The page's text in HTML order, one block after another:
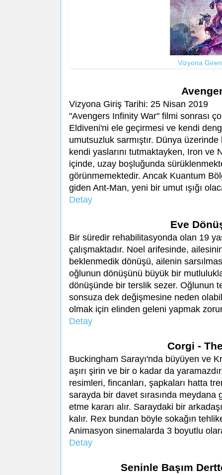
Vizyona
Vizyona Giriş Tarihi: 25 Nisan 2019
"Avengers Infinity War" filmi sonrası
Eldiveni'ni ele geçirmesi ve kendi
umutsuzluk sarmıştır. Dünya
kendi yaslarını tutmaktayken, Iron
içinde, uzay boşluğunda
görünmemektedir. Ancak Kuantum
giden Ant-Man, yeni bir umut ışığı
Detay
Eve
Bir süredir rehabilitasyonda olan 19
çalışmaktadır. Noel arifesinde,
beklenmedik dönüşü, ailenin
oğlunun dönüşünü büyük bir
dönüşünde bir terslik sezer. Oğlunun
sonsuza dek değişmesine neden
olmak için elinden geleni yapmak
Detay
Corgi -
Buckingham Sarayı'nda büyüyen ve
aşırı şirin ve bir o kadar da
resimleri, fincanları, şapkaları hatta
sarayda bir davet sırasında meydana
etme kararı alır. Saraydaki bir
kalır. Rex bundan böyle sokağın
Animasyon sinemalarda 3 boyutlu
Detay
Seninle Başım